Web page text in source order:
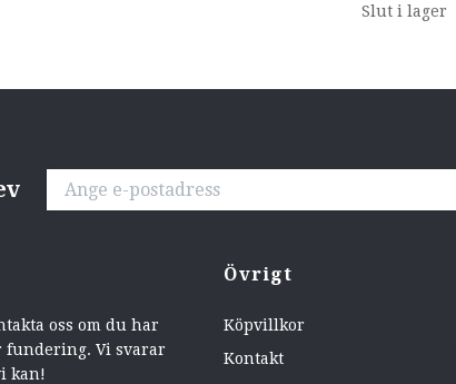
Slut i lager
oss om du har
fundering. Vi svarar
kan!
Övrigt
Köpvillkor
Kontakt